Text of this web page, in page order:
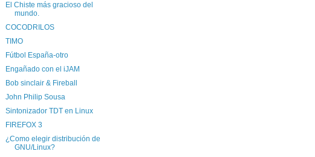
El Chiste más gracioso del
mundo.
COCODRILOS
TIMO
Fútbol España-otro
Engañado con el iJAM
Bob sinclair & Fireball
John Philip Sousa
Sintonizador TDT en Linux
FIREFOX 3
¿Como elegir distribución de
GNU/Linux?